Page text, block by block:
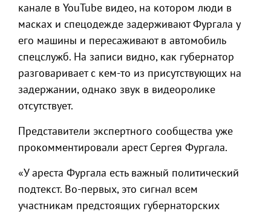
канале в YouTube видео, на котором люди в
масках и спецодежде задерживают Фургала у
его машины и пересаживают в автомобиль
спецслужб. На записи видно, как губернатор
разговаривает с кем-то из присутствующих на
задержании, однако звук в видеоролике
отсутствует.
Представители экспертного сообщества уже
прокомментировали арест Сергея Фургала.
«У ареста Фургала есть важный политический
подтекст. Во-первых, это сигнал всем
участникам предстоящих губернаторских